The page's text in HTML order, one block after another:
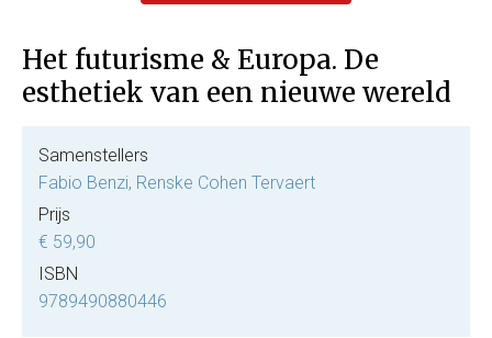
Het futurisme & Europa. De
esthetiek van een nieuwe wereld
Samenstellers
Fabio Benzi, Renske Cohen Tervaert
Prijs
€ 59,90
ISBN
9789490880446